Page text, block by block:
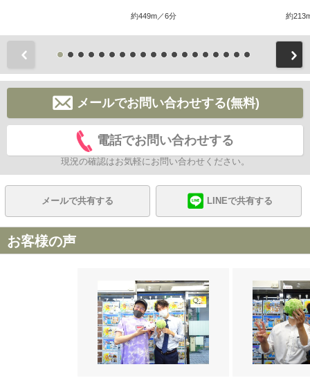
約449m／6分 約
メールでお問い合わせする(無料)
電話でお問い合わせする
現況の確認はお気軽にお問い合わせください。
メールで共有する LINEで共有する
お客様の声